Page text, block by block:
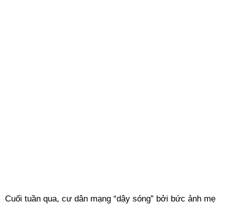
Cuối tuần qua, cư dân mạng “dậy sóng” bởi bức ảnh mẹ